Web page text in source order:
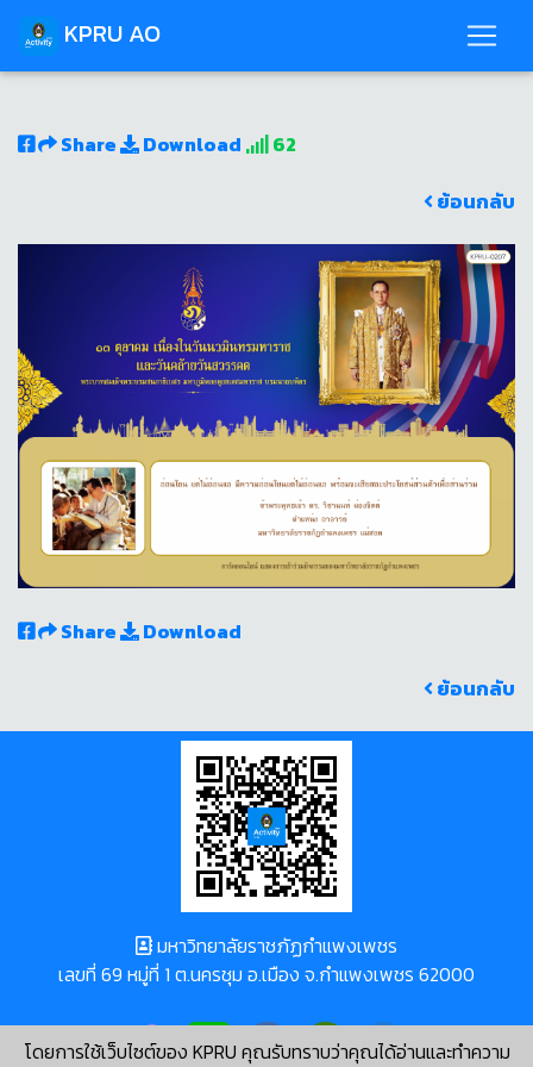
KPRU AO
Share Download
62
ย้อนกลับ
Share
Download
ย้อนกลับ
โดยการใช้เว็บไซต์ของ KPRU คุณรับทราบว่าคุณได้อ่านและทำความ
มหาวิทยาลัยราชภัฏกำแพงเพชร
เลขที่ 69 หมู่ที่ 1 ต.นครชุม อ.เมือง จ.กำแพงเพชร 62000